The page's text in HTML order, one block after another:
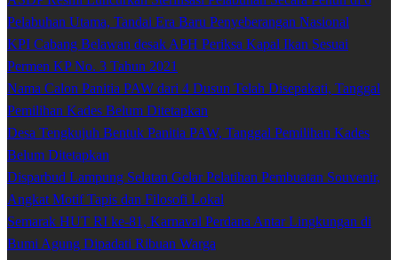
Pelabuhan Utama, Tandai Era Baru Penyeberangan Nasional
KPI Cabang Belawan desak APH Periksa Kapal Ikan Sesuai
Permen KP No. 3 Tahun 2021
Nama Calon Panitia PAW dari 4 Dusun Telah Disepakati, Tanggal
Pemilihan Kades Belum Ditetapkan
Desa Tengkujuh Bentuk Panitia PAW, Tanggal Pemilihan Kades
Belum Ditetapkan
Disparbud Lampung Selatan Gelar Pelatihan Pembuatan Souvenir,
Angkat Motif Tapis dan Filosofi Lokal
Semarak HUT RI ke-81, Karnaval Perdana Antar Lingkungan di
Bumi Agung Dipadati Ribuan Warga